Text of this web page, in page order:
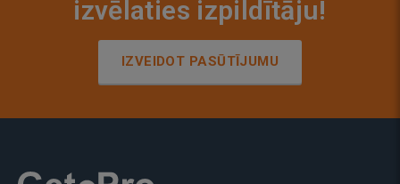
izvēlaties izpildītāju!
IZVEIDOT PASŪTĪJUMU